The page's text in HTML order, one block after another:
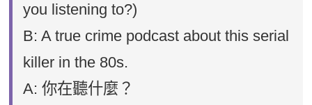
you listening to?)
B: A true crime podcast about this serial
killer in the 80s.
A: 你在聽什麼？